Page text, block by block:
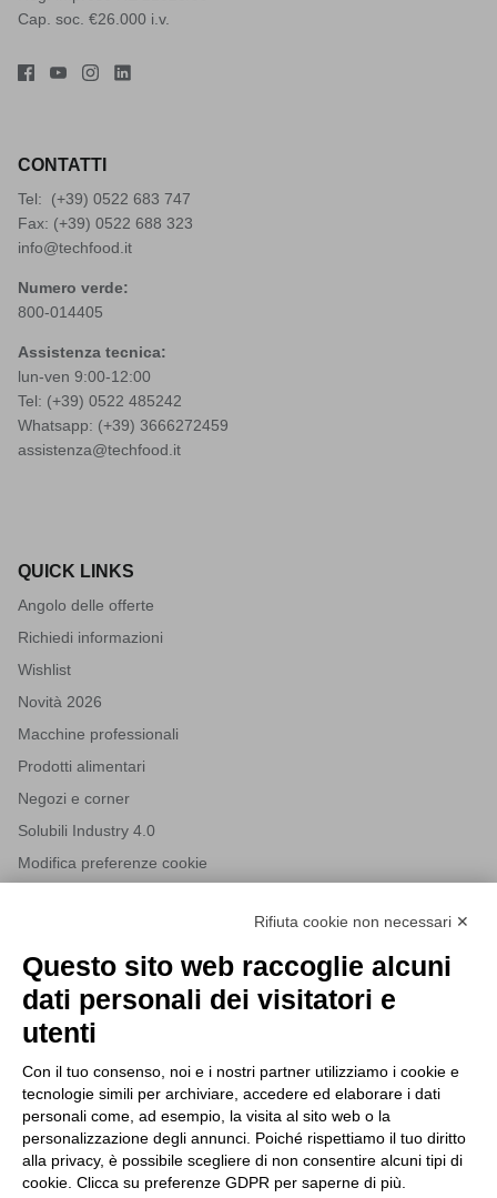
Cap. soc. €26.000 i.v.
CONTATTI
Tel: (+39) 0522 683 747
Fax: (+39) 0522 688 323
info@techfood.it
Numero verde:
800-014405
Assistenza tecnica:
lun-ven 9:00-12:00
Tel: (+39) 0522 485242
Whatsapp: (+39) 3666272459
assistenza@techfood.it
QUICK LINKS
Angolo delle offerte
Richiedi informazioni
Wishlist
Novità 2026
Macchine professionali
Prodotti alimentari
Negozi e corner
Solubili Industry 4.0
Modifica preferenze cookie
Iscriviti alla nostra newsletter per rimanere sempre aggiornato
sulle novità del mondo HORECA e per ricevere offerte esclusive.
Acconsento al trattamento dei dati personali come specificato
nella nostra privacy policy.
ISCRIVITI ALLA NEWSLETTER
Tutti i nuovi prodotti in anteprima e offerte esclusive.
Rifiuta cookie non necessari ✕
Questo sito web raccoglie alcuni
dati personali dei visitatori e
utenti
Con il tuo consenso, noi e i nostri partner utilizziamo i cookie e
tecnologie simili per archiviare, accedere ed elaborare i dati
personali come, ad esempio, la visita al sito web o la
personalizzazione degli annunci. Poiché rispettiamo il tuo diritto
alla privacy, è possibile scegliere di non consentire alcuni tipi di
cookie. Clicca su preferenze GDPR per saperne di più.